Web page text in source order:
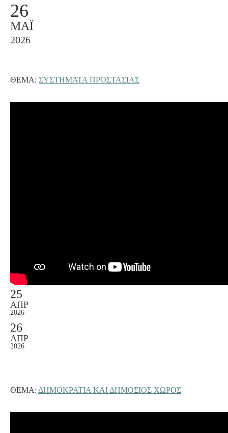
26
ΜΆΙ
2026
ΘΈΜΑ: ΣΥΣΤΗΜΑΤΑ ΠΡΟΣΤΑΣΙΑΣ
25
ΑΠΡ
2026
26
ΑΠΡ
2026
ΘΈΜΑ: ΔΗΜΟΚΡΑΤΙΑ ΚΑΙ ΔΗΜΟΣΙΟΣ ΧΩΡΟΣ